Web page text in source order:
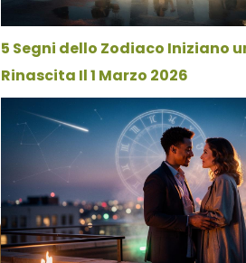
5 Segni dello Zodiaco Iniziano
Rinascita Il 1 Marzo 2026